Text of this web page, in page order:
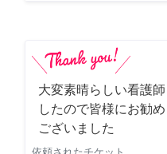
大変素晴らしい看護
したので皆様にお勧
ございました